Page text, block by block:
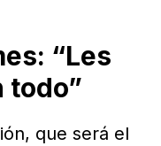
“Les
todo”
que será el